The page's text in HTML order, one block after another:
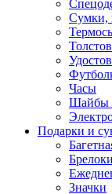
Сумки,
Часы
Шайбы
Подарки и
Брелоки
Значки